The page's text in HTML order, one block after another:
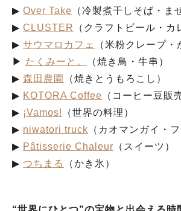
▶︎ Over Take （冷製煮干しそば・ま
▶︎ CLUSTER
（クラフトビール・カ
▶︎ サウマロカフェ
（米粉クレープ・
▶︎ たくみーと。
（焼き鳥・牛串）
▶︎ 森田農園
（焼きとうもろこし）
▶︎ KOTORA Coffee （コーヒー豆販
▶︎ ¡Vamos!
（世界の料理）
▶︎ niwatori truck （カオマンガイ・フ
▶︎ Pâtisserie Chaleur （スイーツ）
▶︎ つちまる （かき氷）